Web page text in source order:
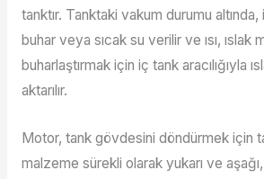
tanktır. Tanktaki vakum durumu altında,
buhar veya sıcak su verilir ve ısı, ıslak
buharlaştırmak için iç tank aracılığıyla
aktarılır.
Motor, tank gövdesini döndürmek için
malzeme sürekli olarak yukarı ve